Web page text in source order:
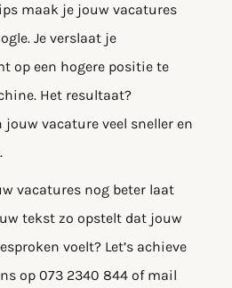
maak je jouw vacatures
Je verslaat je
op een hogere positie te
Het resultaat?
jouw vacature veel sneller en
vacatures nog beter laat
tekst zo opstelt dat jouw
voelt? Let’s achieve
op 073 2340 844 of mail